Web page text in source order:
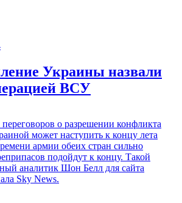
Украины назвали
ВСУ
о разрешении конфликта
может наступить к концу лета
армии обеих стран сильно
подойдут к концу. Такой
аналитик Шон Белл для сайта
Sky News.